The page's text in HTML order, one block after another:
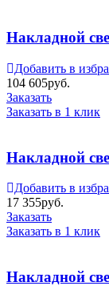
Накладной
Добавить в
104 605руб.
Заказать
Заказать в 1 клик
Накладной
Добавить в
17 355руб.
Заказать
Заказать в 1 клик
Накладной